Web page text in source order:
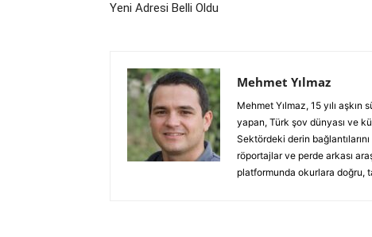
Yeni Adresi Belli Oldu
Mehmet Yılmaz
Mehmet Yılmaz, 15 yılı
yapan, Türk şov dünyası ve
Sektördeki derin
röportajlar ve perde arkası
platformunda okurlara doğru,